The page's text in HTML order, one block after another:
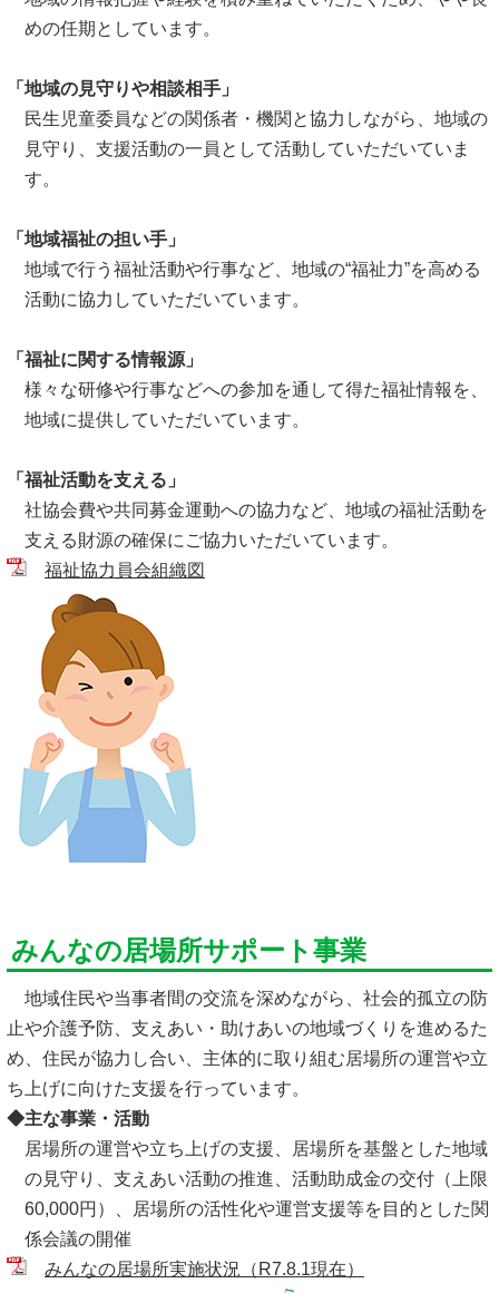
めの任期としています。
「地域の見守りや相談相手」
民生児童委員などの関係者・機関と協力しながら、地域の
見守り、支援活動の一員として活動していただいていま
す。
「地域福祉の担い手」
地域で行う福祉活動や行事など、地域の“福祉力”を高める
活動に協力していただいています。
「福祉に関する情報源」
様々な研修や行事などへの参加を通して得た福祉情報を、
地域に提供していただいています。
「福祉活動を支える」
社協会費や共同募金運動への協力など、地域の福祉活動を
支える財源の確保にご協力いただいています。
福祉協力員会組織図
みんなの居場所サポート事業
地域住民や当事者間の交流を深めながら、社会的孤立の防
止や介護予防、支えあい・助けあいの地域づくりを進めるた
め、住民が協力し合い、主体的に取り組む居場所の運営や立
ち上げに向けた支援を行っています。
◆主な事業・活動
居場所の運営や立ち上げの支援、居場所を基盤とした地域
の見守り、支えあい活動の推進、活動助成金の交付（上限
60,000円）、居場所の活性化や運営支援等を目的とした関
係会議の開催
みんなの居場所実施状況（R7.8.1現在）